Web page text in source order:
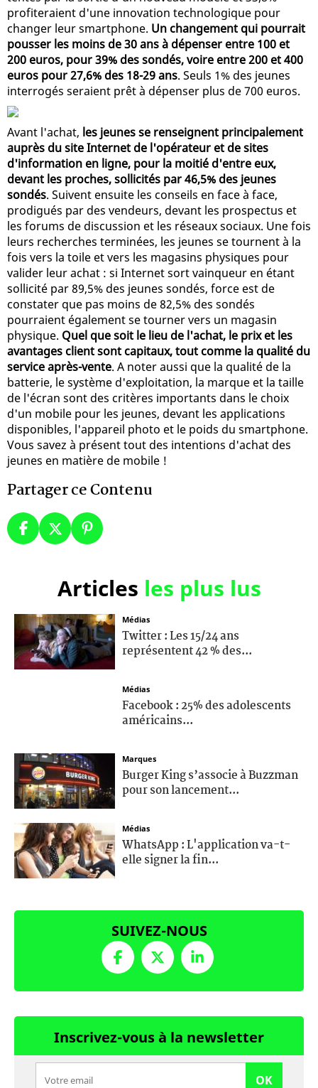
profiteraient d'une innovation technologique pour
changer leur smartphone. Un changement qui pourrait
pousser les moins de 30 ans à dépenser entre 100 et
200 euros, pour 39% des sondés, voire entre 200 et 400
euros pour 27,6% des 18-29 ans. Seuls 1% des jeunes
interrogés seraient prêt à dépenser plus de 700 euros.
Avant l'achat, les jeunes se renseignent principalement
auprès du site Internet de l'opérateur et de sites
d'information en ligne, pour la moitié d'entre eux,
devant les proches, sollicités par 46,5% des jeunes
sondés. Suivent ensuite les conseils en face à face,
prodigués par des vendeurs, devant les prospectus et
les forums de discussion et les réseaux sociaux. Une fois
leurs recherches terminées, les jeunes se tournent à la
fois vers la toile et vers les magasins physiques pour
valider leur achat : si Internet sort vainqueur en étant
sollicité par 89,5% des jeunes sondés, force est de
constater que pas moins de 82,5% des sondés
pourraient également se tourner vers un magasin
physique. Quel que soit le lieu de l'achat, le prix et les
avantages client sont capitaux, tout comme la qualité du
service après-vente. A noter aussi que la qualité de la
batterie, le système d'exploitation, la marque et la taille
de l'écran sont des critères importants dans le choix
d'un mobile pour les jeunes, devant les applications
disponibles, l'appareil photo et le poids du smartphone.
Vous savez à présent tout des intentions d'achat des
jeunes en matière de mobile !
Partager ce Contenu
Articles les plus lus
Médias
Twitter : Les 15/24 ans
représentent 42 % des...
Médias
Facebook : 25% des adolescents
américains...
Marques
Burger King s’associe à Buzzman
pour son lancement...
Médias
WhatsApp : L'application va-t-
elle signer la fin...
SUIVEZ-NOUS
Inscrivez-vous à la newsletter
OK